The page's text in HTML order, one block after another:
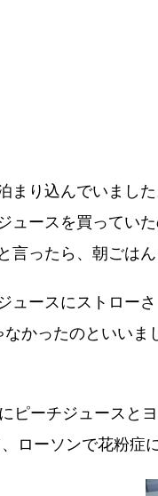
まり込んでいました
ュースを買ってい
言ったら、朝ごは
ュースにストローさ
かったのといいま
ピーチジュースと
ローソンで花粉症